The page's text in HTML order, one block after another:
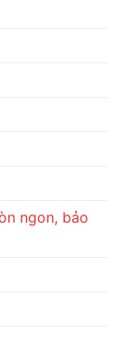
ngon, bảo